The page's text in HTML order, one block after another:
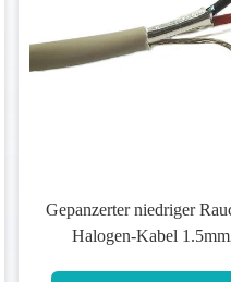
Gepanzerter niedriger
Halogen-Kabel